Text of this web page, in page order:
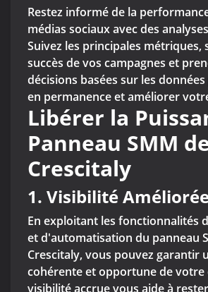
Restez informé de la
médias sociaux avec des
Suivez les principales métriques,
succès de vos campagnes et
décisions basées sur les
en permanence et améliorer
Libérer la
Panneau SMM
Crescitaly
1. Visibilité
En exploitant les fonctionnalités
et d'automatisation du panneau
Crescitaly, vous pouvez garantir
cohérente et opportune de votre
visibilité accrue vous aide à